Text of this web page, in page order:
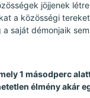
jöjjenek
a közösségi
saját démonjaik
1 másodperc
élmény akár